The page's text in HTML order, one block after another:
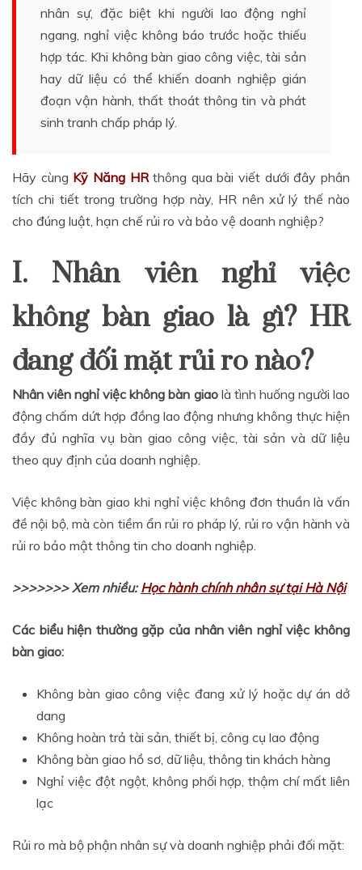
nhân sự, đặc biệt khi người lao động nghỉ
ngang, nghỉ việc không báo trước hoặc thiếu
hợp tác. Khi không bàn giao công việc, tài sản
hay dữ liệu có thể khiến doanh nghiệp gián
đoạn vận hành, thất thoát thông tin và phát
sinh tranh chấp pháp lý.
Hãy cùng Kỹ Năng HRthông qua bài viết dưới đây phân
tích chi tiết trong trường hợp này, HR nên xử lý thế nào
cho đúng luật, hạn chế rủi ro và bảo vệ doanh nghiệp?
I. Nhân viên nghỉ việc
không bàn giao là gì? HR
đang đối mặt rủi ro nào?
Nhân viên nghỉ việc không bàn giaolà tình huống người lao
động chấm dứt hợp đồng lao động nhưng không thực hiện
đầy đủ nghĩa vụ bàn giao công việc, tài sản và dữ liệu
theo quy định của doanh nghiệp.
Việc không bàn giao khi nghỉ việc không đơn thuần là vấn
đề nội bộ, mà còn tiềm ẩn rủi ro pháp lý, rủi ro vận hành và
rủi ro bảo mật thông tin cho doanh nghiệp.
>>>>>>> Xem nhiều:Học hành chính nhân sự tại Hà Nội
Các biểu hiện thường gặp của nhân viên nghỉ việc không
bàn giao:
Không bàn giao công việc đang xử lý hoặc dự án dở
dang
Không hoàn trả tài sản, thiết bị, công cụ lao động
Không bàn giao hồ sơ, dữ liệu, thông tin khách hàng
Nghỉ việc đột ngột, không phối hợp, thậm chí mất liên
lạc
Rủi ro mà bộ phận nhân sự và doanh nghiệp phải đối mặt: